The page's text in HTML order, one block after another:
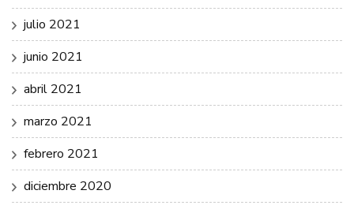
julio 2021
junio 2021
abril 2021
marzo 2021
febrero 2021
diciembre 2020